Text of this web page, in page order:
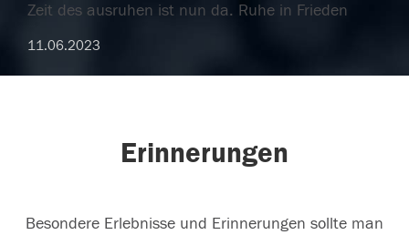
Zeit des ausruhen ist nun da. Ruhe in Frieden
11.06.2023
Erinnerungen
Besondere Erlebnisse und Erinnerungen sollte man